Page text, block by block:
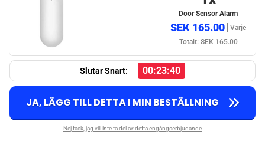
Door Sensor Alarm
SEK 165.00
Varje
Totalt: SEK 165.00
Slutar Snart: 00:23:39
JA, LÄGG TILL DETTA I MIN BESTÄLLNING
Nej tack, jag vill inte ta del av detta engångserbjudande